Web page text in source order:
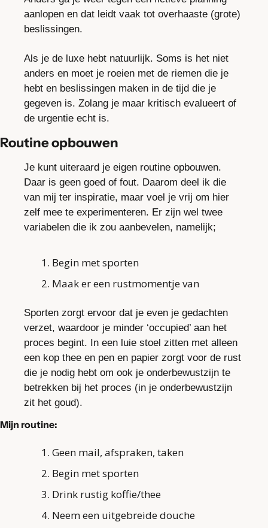
aanlopen en dat leidt vaak tot overhaaste (grote)
beslissingen.
Als je de luxe hebt natuurlijk. Soms is het niet
anders en moet je roeien met de riemen die je
hebt en beslissingen maken in de tijd die je
gegeven is. Zolang je maar kritisch evalueert of
de urgentie echt is.
Routine opbouwen
Je kunt uiteraard je eigen routine opbouwen.
Daar is geen goed of fout. Daarom deel ik die
van mij ter inspiratie, maar voel je vrij om hier
zelf mee te experimenteren. Er zijn wel twee
variabelen die ik zou aanbevelen, namelijk;
Begin met sporten
Maak er een rustmomentje van
Sporten zorgt ervoor dat je even je gedachten
verzet, waardoor je minder ‘occupied’ aan het
proces begint. In een luie stoel zitten met alleen
een kop thee en pen en papier zorgt voor de rust
die je nodig hebt om ook je onderbewustzijn te
betrekken bij het proces (in je onderbewustzijn
zit het goud).
Mijn routine:
Geen mail, afspraken, taken
Begin met sporten
Drink rustig koffie/thee
Neem een uitgebreide douche